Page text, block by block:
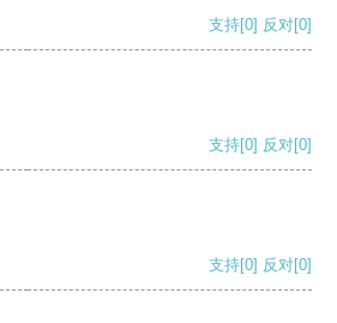
支持[0] 反对[0]
支持[0] 反对[0]
支持[0] 反对[0]